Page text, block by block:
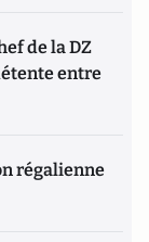
de la DZ
entre
régalienne